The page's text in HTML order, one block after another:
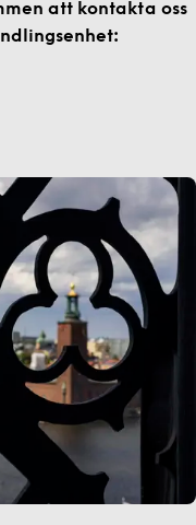
att kontakta oss